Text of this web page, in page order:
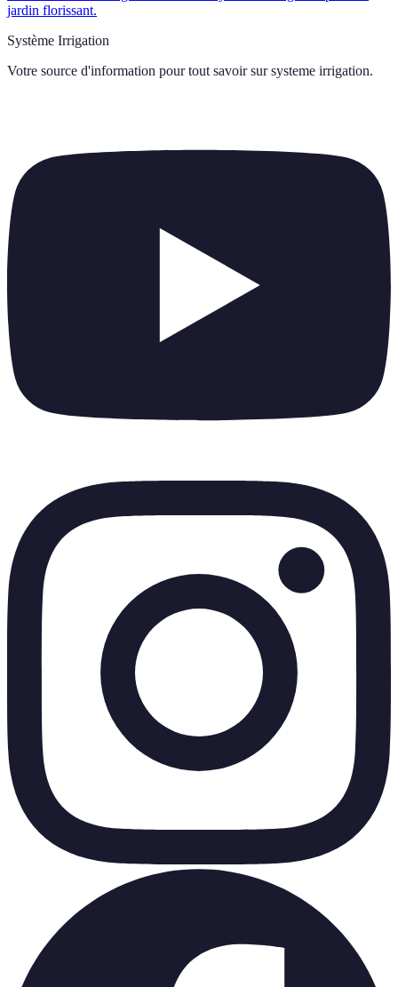
jardin florissant.
Système Irrigation
Votre source d'information pour tout savoir sur systeme irrigation.